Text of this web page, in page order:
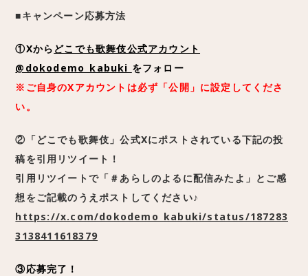
■キャンペーン応募方法
①Xから どこでも歌舞伎公式アカウント
@dokodemo_kabuki をフォロー
※ご自身のXアカウントは必ず「公開」に設定してくださ
い。
②「どこでも歌舞伎」公式Xにポストされている下記の投
稿を引用リツイート！
引用リツイートで「＃あらしのよるに配信みたよ」とご感
想をご記載のうえポストしてください♪
https://x.com/dokodemo_kabuki/status/187283
3138411618379
③応募完了！